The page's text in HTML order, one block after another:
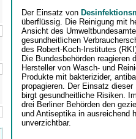
Der Einsatz von
überflüssig. Die Reinigung mit
Ansicht des
gesundheitlichen
des Robert-Koch-Institutes
Die Bundesbehörden reagieren
Hersteller von Wasch- und
Produkte mit bakterizider,
propagieren. Der Einsatz
birgt gesundheitliche Risiken.
drei Berliner Behörden den
und Antiseptika in ausreichend
unverzichtbar.